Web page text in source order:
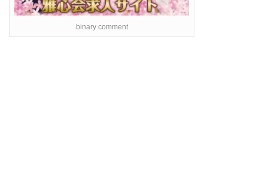
binary comment